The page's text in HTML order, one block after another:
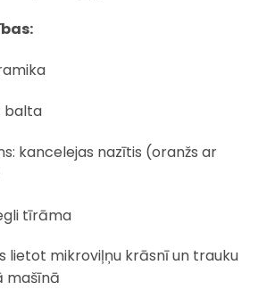
balta
kancelejas nazītis (oranžs ar
tīrāma
lietot mikroviļņu krāsnī un trauku
mašīnā